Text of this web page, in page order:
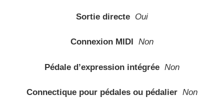
Type d’effetPréamplificateur